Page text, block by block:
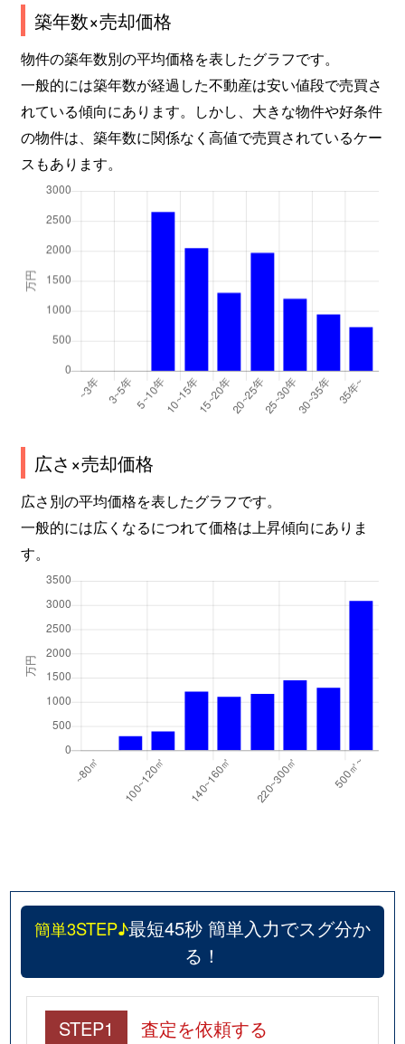
築年数×売却価格
物件の築年数別の平均価格を表したグラフです。
一般的には築年数が経過した不動産は安い値段で売買さ
れている傾向にあります。しかし、大きな物件や好条件
の物件は、築年数に関係なく高値で売買されているケー
スもあります。
広さ×売却価格
広さ別の平均価格を表したグラフです。
一般的には広くなるにつれて価格は上昇傾向にありま
す。
簡単3STEP♪最短45秒 簡単入力でスグ分か
る！
STEP1 査定を依頼する